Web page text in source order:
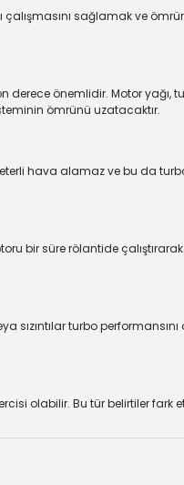
sağlamak ve
derece önemlidir. Motor yağı,
ömrünü uzatacaktır.
hava alamaz ve bu da
bir süre rölantide
turbo
olabilir. Bu tür belirtiler fark